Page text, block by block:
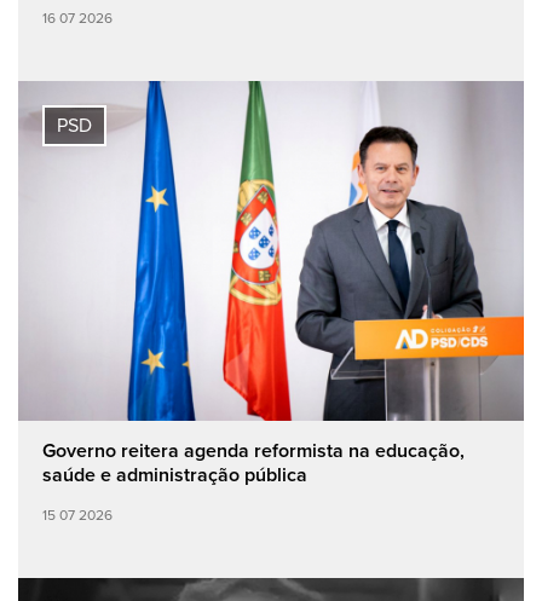
16 07 2026
PSD
Governo reitera agenda reformista na educação,
saúde e administração pública
15 07 2026